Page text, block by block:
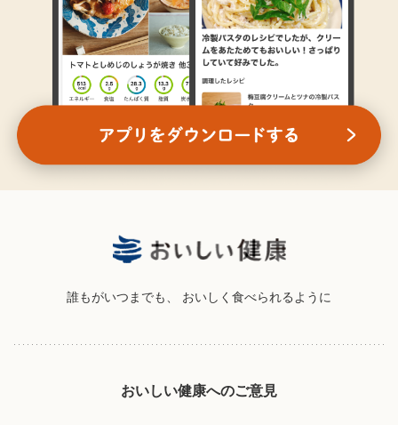
誰もがいつまでも、 おいしく食べられるように
おいしい健康へのご意見